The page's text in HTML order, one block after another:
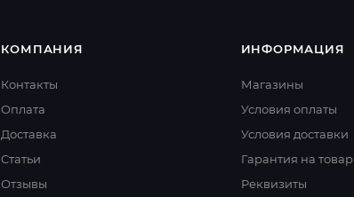
КОМПАНИЯ
Контакты
Оплата
Доставка
Cтатьи
Отзывы
ИНФОРМАЦИЯ
Магазины
Условия оплаты
Условия доставки
Гарантия на товар
Реквизиты